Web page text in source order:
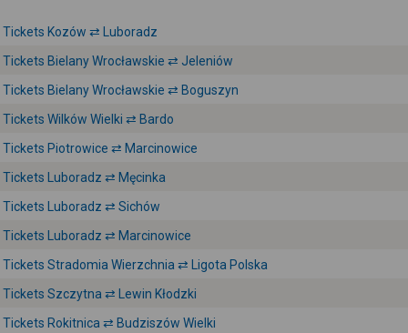
Tickets Kozów ⇄ Luboradz
Tickets Bielany Wrocławskie ⇄ Jeleniów
Tickets Bielany Wrocławskie ⇄ Boguszyn
Tickets Wilków Wielki ⇄ Bardo
Tickets Piotrowice ⇄ Marcinowice
Tickets Luboradz ⇄ Męcinka
Tickets Luboradz ⇄ Sichów
Tickets Luboradz ⇄ Marcinowice
Tickets Stradomia Wierzchnia ⇄ Ligota Polska
Tickets Szczytna ⇄ Lewin Kłodzki
Tickets Rokitnica ⇄ Budziszów Wielki